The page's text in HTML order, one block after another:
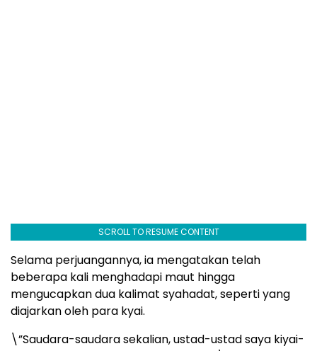
SCROLL TO RESUME CONTENT
Selama perjuangannya, ia mengatakan telah
beberapa kali menghadapi maut hingga
mengucapkan dua kalimat syahadat, seperti yang
diajarkan oleh para kyai.
\”Saudara-saudara sekalian, ustad-ustad saya kiyai-